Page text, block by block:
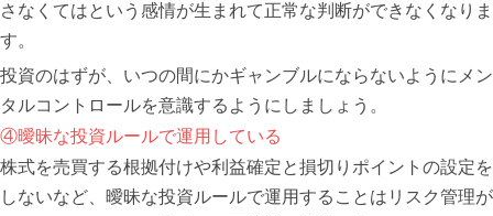
さなくてはという感情が生まれて正常な判断ができなくなりま
す。
投資のはずが、いつの間にかギャンブルにならないようにメン
タルコントロールを意識するようにしましょう。
④曖昧な投資ルールで運用している
株式を売買する根拠付けや利益確定と損切りポイントの設定を
しないなど、曖昧な投資ルールで運用することはリスク管理が